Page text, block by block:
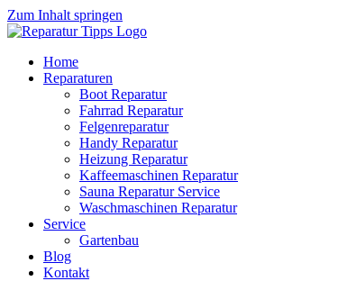
Zum Inhalt springen
Home
Reparaturen
Boot Reparatur
Fahrrad Reparatur
Felgenreparatur
Handy Reparatur
Heizung Reparatur
Kaffeemaschinen Reparatur
Sauna Reparatur Service
Waschmaschinen Reparatur
Service
Gartenbau
Blog
Kontakt